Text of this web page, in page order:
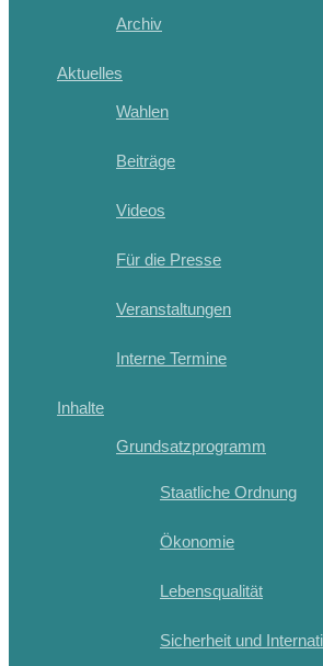
Archiv
Aktuelles
Wahlen
Beiträge
Videos
Für die Presse
Veranstaltungen
Interne Termine
Inhalte
Grundsatzprogramm
Staatliche Ordnung
Ökonomie
Lebensqualität
Sicherheit und